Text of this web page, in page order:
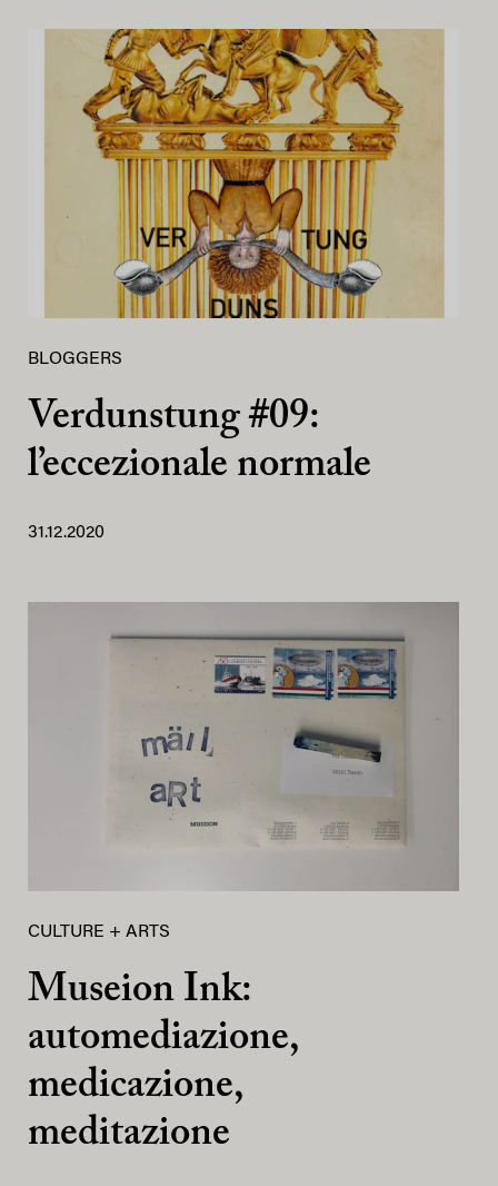
BLOGGERS
Verdunstung #09:
l’eccezionale normale
31.12.2020
CULTURE + ARTS
Museion Ink:
automediazione,
medicazione,
meditazione